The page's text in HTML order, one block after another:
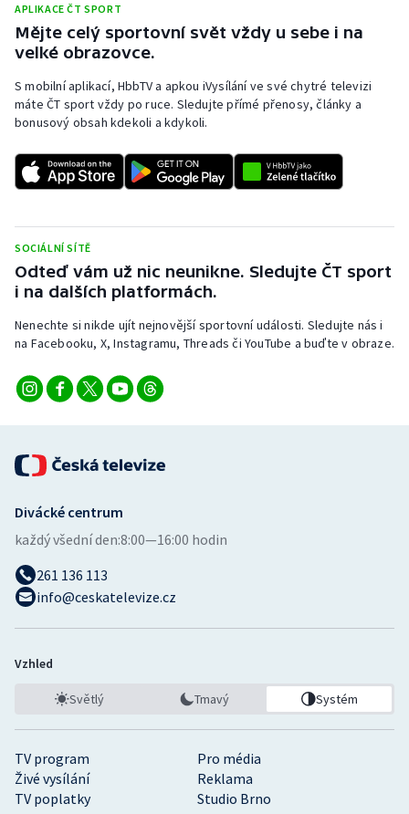
Olympijské hry
Plavání
Plážový volejbal
Rychlobruslení
Rychlostní kanoistika
Short track
Sportovní střelba
Triatlon
Veslování
Vodní slalom
Volejbal
APLIKACE ČT SPORT
Mějte celý sportovní svět vždy u sebe i na
velké obrazovce.
S mobilní aplikací, HbbTV a apkou iVysílání ve své chytré televizi
máte ČT sport vždy po ruce. Sledujte přímé přenosy, články a
bonusový obsah kdekoli a kdykoli.
SOCIÁLNÍ SÍTĚ
Odteď vám už nic neunikne. Sledujte ČT sport
i na dalších platformách.
Nenechte si nikde ujít nejnovější sportovní události. Sledujte nás i
na Facebooku, X, Instagramu, Threads či YouTube a buďte v obraze.
TV program
Pro média
Živé vysílání
Reklama
TV poplatky
Studio Brno
Divácké centrum
každý všední den:8:00—16:00 hodin
261 136 113
info@ceskatelevize.cz
Vzhled
Světlý Tmavý Systém